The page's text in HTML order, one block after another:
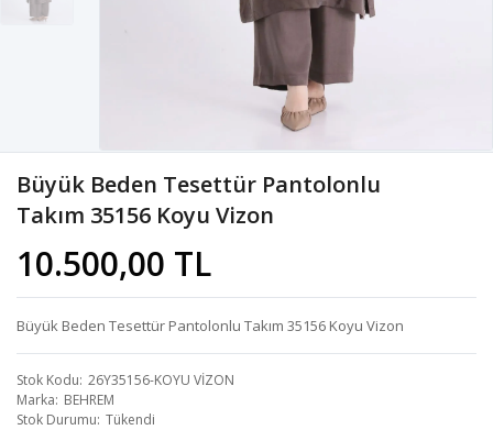
Büyük Beden Tesettür Pantolonlu
Takım 35156 Koyu Vizon
10.500,00 TL
Büyük Beden Tesettür Pantolonlu Takım 35156 Koyu Vizon
Stok Kodu 26Y35156-KOYU VİZON
Marka BEHREM
Stok Durumu Tükendi